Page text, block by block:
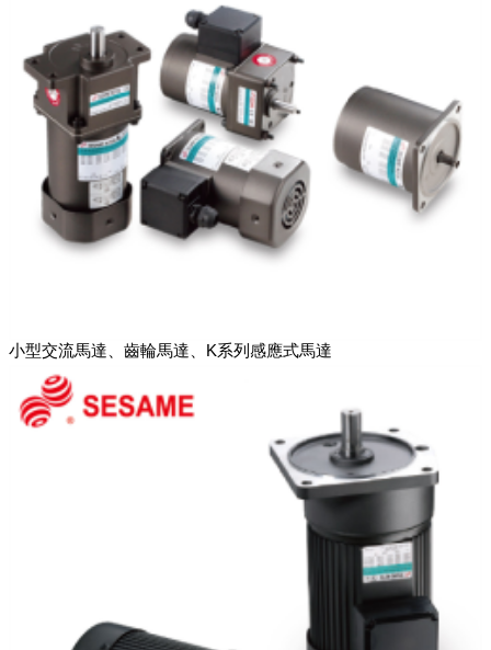
小型交流馬達、齒輪馬達、K系列感應式馬達